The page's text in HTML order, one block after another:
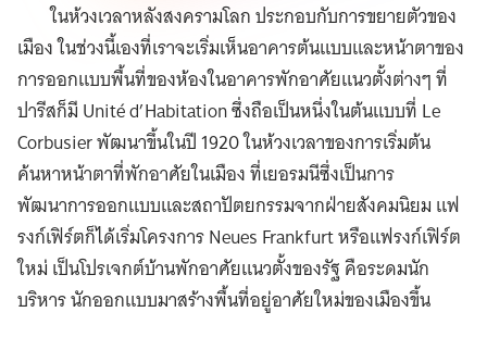
ในห้วงเวลาหลังสงครามโลก ประกอบกับการขยายตัวของ
เมือง ในช่วงนี้เองที่เราจะเริ่มเห็นอาคารต้นแบบและหน้าตาของ
การออกแบบพื้นที่ของห้องในอาคารพักอาศัยแนวตั้งต่างๆ ที่
ปารีสก็มี Unité d’Habitation ซึ่งถือเป็นหนึ่งในต้นแบบที่ Le
Corbusier พัฒนาขึ้นในปี 1920 ในห้วงเวลาของการเริ่มต้น
ค้นหาหน้าตาที่พักอาศัยในเมือง ที่เยอรมนีซึ่งเป็นการ
พัฒนาการออกแบบและสถาปัตยกรรมจากฝ่ายสังคมนิยม แฟ
รงก์เฟิร์ตก็ได้เริ่มโครงการ Neues Frankfurt หรือแฟรงก์เฟิร์ต
ใหม่ เป็นโปรเจกต์บ้านพักอาศัยแนวตั้งของรัฐ คือระดมนัก
บริหาร นักออกแบบมาสร้างพื้นที่อยู่อาศัยใหม่ของเมืองขึ้น